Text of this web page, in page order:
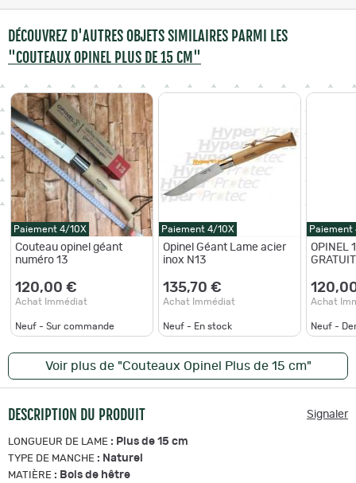
DÉCOUVREZ D'AUTRES OBJETS SIMILAIRES PARMI LES
"COUTEAUX OPINEL PLUS DE 15 CM"
Paiement 4/10X
Couteau opinel géant
numéro 13
120,00 €
Achat Immédiat
Neuf - Sur commande
Paiement 4/10X
Opinel Géant Lame acier
inox N13
135,70 €
Achat Immédiat
Neuf - En stock
Paiement
OPINEL
7.10!!lisez
Achat
Neuf -
Voir plus de "Couteaux Opinel Plus de 15 cm"
DESCRIPTION DU PRODUIT Signaler
LONGUEUR DE LAME : Plus de 15 cm
TYPE DE MANCHE : Naturel
MATIÈRE : Bois de hêtre